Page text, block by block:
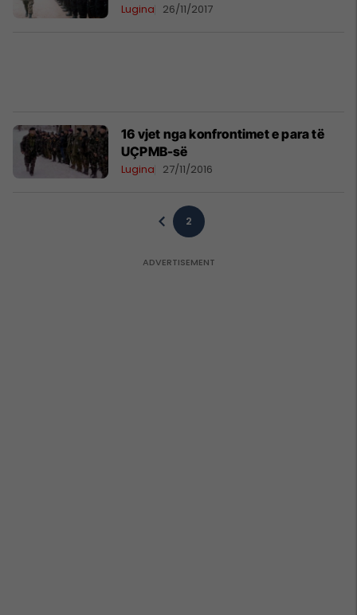
Lugina 26/11/2017
16 vjet nga konfrontimet e para të
UÇPMB-së
Lugina 27/11/2016
2